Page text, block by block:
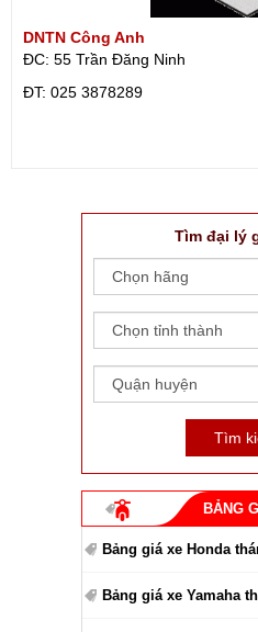
DNTN Công Anh
ĐC: 55 Trần Đăng Ninh
ÐT: 025 3878289
Tìm đại lý
BẢNG
Bảng giá xe Honda
Bảng giá xe Yamaha